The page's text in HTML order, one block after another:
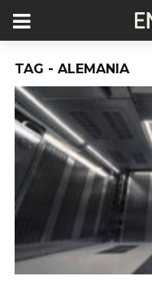
TAG - ALEMANIA